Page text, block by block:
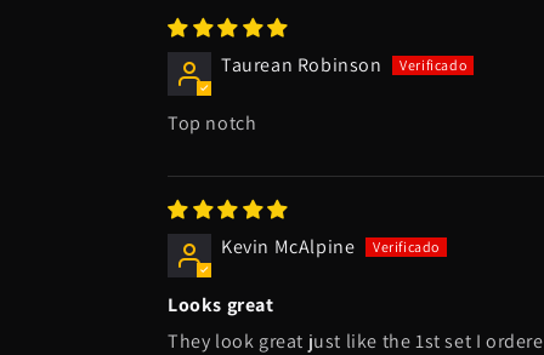
Taurean Robinson
Top notch
Kevin McAlpine
Looks great
They look great just like the 1st set I